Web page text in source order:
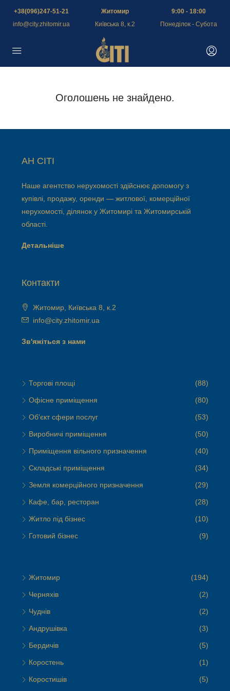
+38(096)247-51-21
info@city.zhitomir.ua
Житомир
Київська 8, к.2
9:00 - 18:00
Понеділок - Субота
Оголошень не знайдено.
АН СІТІ
Наше агентство нерухомості здійснює допомогу з
купівлі, продажу, оренди — житлової, комерційної
нерухомості, ділянок у Житомирі та Житомирській
області.
Детальніше
Контакти
Житомир, Київська 8, к.2
info@city.zhitomir.ua
Зв'яжіться з нами
Торгові площі (88)
Офісне приміщення (80)
Об'єкт сфери послуг (53)
Виробничі приміщення (50)
Приміщення вільного призначення (40)
Складські приміщення (34)
Земля комерційного призначення (29)
Кафе, бар, ресторан (28)
Житло під бізнес (10)
Готовий бізнес (9)
Житомир (194)
Черняхів (2)
Чуднів (2)
Андрушівка (3)
Бердичів (5)
Коростень (1)
Коростишів (5)